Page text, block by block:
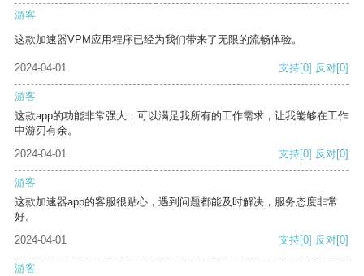
游客
这款加速器VPM应用程序已经为我们带来了无限的流畅体验。
2024-04-01 支持[0] 反对[0]
游客
这款app的功能非常强大，可以满足我所有的工作需求，让我能够在工作
中游刃有余。
2024-04-01
支持[0] 反对[0]
游客
这款加速器app的客服很贴心，遇到问题都能及时解决，服务态度非常
好。
2024-04-01
支持[0] 反对[0]
游客